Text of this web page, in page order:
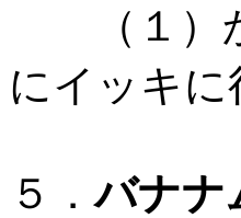
（１）か
にイッキに
５．バナナ